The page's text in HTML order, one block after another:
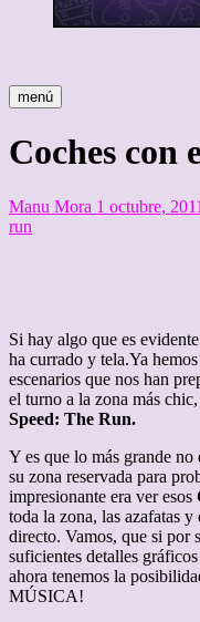
menú
Coches con
Manu Mora 1 octubre, 2011
run
Si hay algo que es
ha currado y tela.Ya
escenarios que nos han
el turno a la zona más
Speed: The Run.
Y es que lo más grande no
su zona reservada para
impresionante era ver esos
toda la zona, las azafatas
directo. Vamos, que si por
suficientes detalles
ahora tenemos la
MÚSICA!